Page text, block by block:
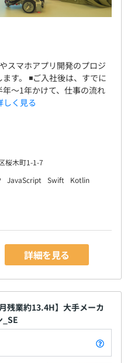
スマホアプリ開発のプロジ
す。 ◾️ご入社後は、すでに
～1年かけて、仕事の流れ
しく見る
桜木町1-1-7
JavaScript Swift
Kotlin
詳細を見る
残業約13.4H】大手メーカ
_SE